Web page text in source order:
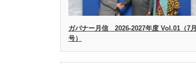
ガバナー月信 2026-2027年度 Vol.01（7月
号）